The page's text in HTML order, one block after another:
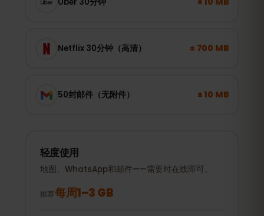
Netflix 30分钟（高清） ± 700 MB
50封邮件（无附件） ± 10 MB
轻度使用
地图、WhatsApp和邮件——需要时在线即可。
推荐每周1–3 GB